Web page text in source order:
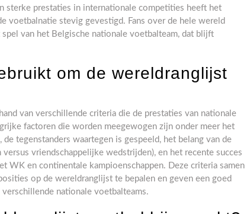
sterke prestaties in internationale competities heeft het
voetbalnatie stevig gevestigd. Fans over de hele wereld
van het Belgische nationale voetbalteam, dat blijft
om de wereldranglijst
van verschillende criteria die de prestaties van nationale
factoren die worden meegewogen zijn onder meer het
tegenstanders waartegen is gespeeld, het belang van de
vriendschappelijke wedstrijden), en het recente succes
WK en continentale kampioenschappen. Deze criteria samen
op de wereldranglijst te bepalen en geven een goed
nationale voetbalteams.